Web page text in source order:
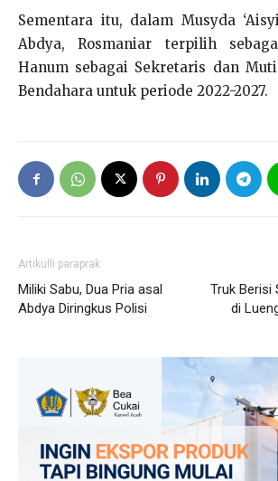
Sementara itu, dalam Musyda
Abdya, Rosmaniar terpilih
Hanum sebagai Sekretaris dan
Bendahara untuk periode 2022-2027.
Artikulli paraprak
Miliki Sabu, Dua Pria asal
Abdya Diringkus Polisi
Truk Berisi
di